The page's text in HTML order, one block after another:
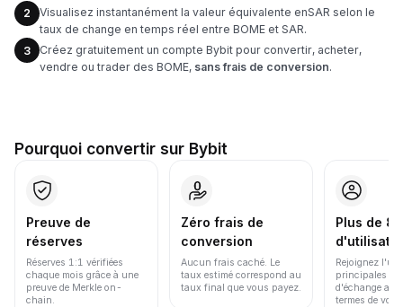
2
Visualisez instantanément la valeur équivalente enSAR selon le
taux de change en temps réel entre BOME et SAR.
3
Créez gratuitement un compte Bybit pour convertir, acheter,
vendre ou trader des BOME, sans frais de conversion.
Pourquoi convertir sur Bybit
Preuve de
réserves
Réserves 1:1 vérifiées
chaque mois grâce à une
preuve de Merkle on-
chain.
Zéro frais de
conversion
Aucun frais caché. Le
taux estimé correspond au
taux final que vous payez.
Plus de
Rejoignez
principales
d'échange au
termes de